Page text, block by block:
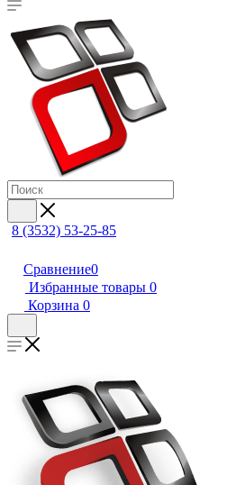
8 (3532) 53-25-85
Сравнение0
Избранные товары 0
Корзина 0